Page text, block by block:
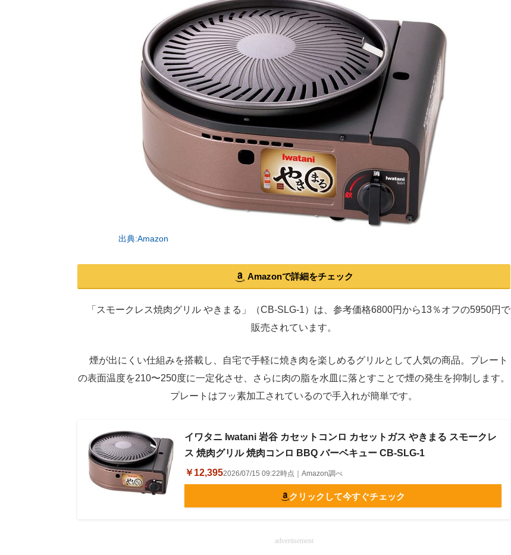
出典:Amazon
Amazonで詳細をチェック
「スモークレス焼肉グリル やきまる」（CB-SLG-1）は、参考価格6800円から13％オフの5950円で
販売されています。
煙が出にくい仕組みを搭載し、自宅で手軽に焼き肉を楽しめるグリルとして人気の商品。プレート
の表面温度を210〜250度に一定化させ、さらに肉の脂を水皿に落とすことで煙の発生を抑制します。
プレートはフッ素加工されているので手入れが簡単です。
イワタニ Iwatani 岩谷 カセットコンロ カセットガス やきまる スモークレ
ス 焼肉グリル 焼肉コンロ BBQ バーベキュー CB-SLG-1
￥12,3952026/07/15 09:22時点｜Amazon調べ
クリックして今すぐチェック
advertisement